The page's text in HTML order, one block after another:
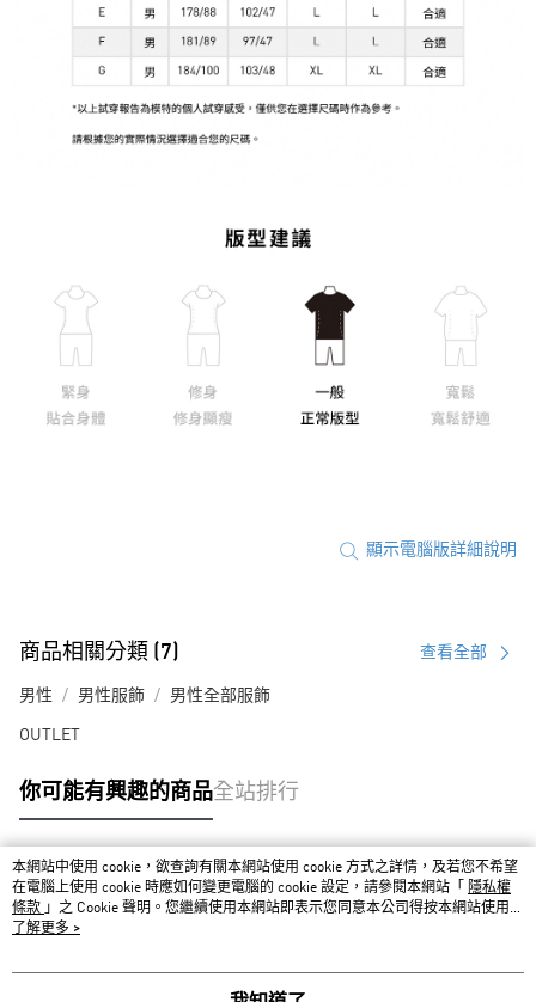
顯示電腦版詳細說明
商品相關分類 (7) 查看全部
男性 男性服飾 男性全部服飾
OUTLET
你可能有興趣的商品全站排行
熱門標籤
本網站中使用 cookie，欲查詢有關本網站使用 cookie 方式之詳情，及若您不希望
在電腦上使用 cookie 時應如何變更電腦的 cookie 設定，請參閱本網站「
隱私權
條款 」之 Cookie 聲明。您繼續使用本網站即表示您同意本公司得按本網站使用條
款之 Cookie 聲明使用 cookie。
了解更多 >